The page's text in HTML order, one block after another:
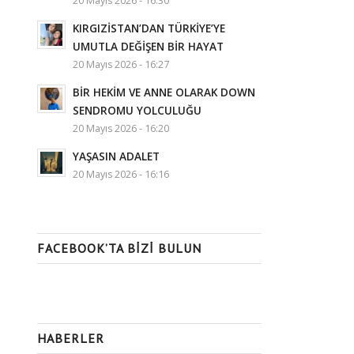
KIRGIZİSTAN’DAN TÜRKİYE’YE
UMUTLA DEĞİŞEN BİR HAYAT
20 Mayıs 2026 - 16:27
BİR HEKİM VE ANNE OLARAK DOWN
SENDROMU YOLCULUĞU
20 Mayıs 2026 - 16:20
YAŞASIN ADALET
20 Mayıs 2026 - 16:16
FACEBOOK’TA BIZI BULUN
HABERLER